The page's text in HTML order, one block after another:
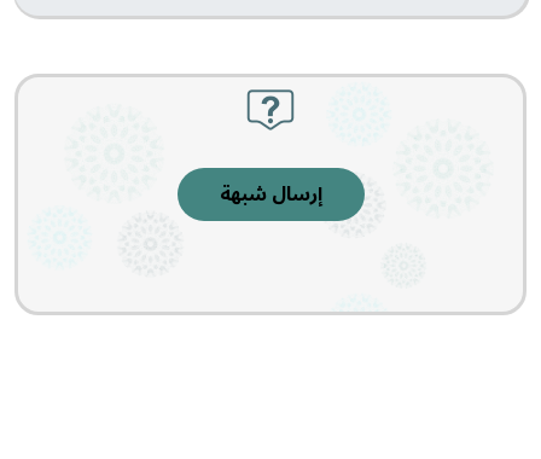
إرسال شبهة